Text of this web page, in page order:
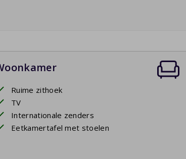
en een apart toilet aanwezig. In de
het water maakt deze villa een fijne plek voor
Ruime zithoek
TV
Internationale zenders
Eetkamertafel met stoelen